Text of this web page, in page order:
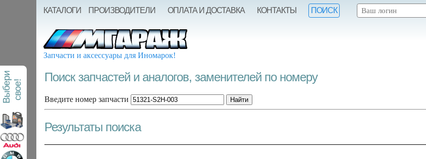
В
ы
б
е
р
и
с
в
о
е!
КАТАЛОГИ ПРОИЗВОДИТЕЛИ ОПЛАТА И ДОСТАВКА КОНТАКТЫ ПОИСК
Запчасти и аксессуары для Иномарок!
Поиск запчастей и аналогов, заменителей по номеру
Введите номер запчасти
Результаты поиска